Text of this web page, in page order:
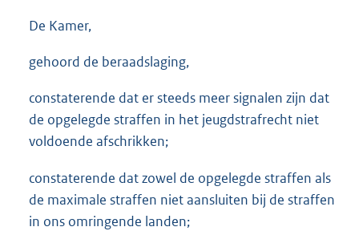
De Kamer,
gehoord de beraadslaging,
constaterende dat er steeds meer signalen zijn dat
de opgelegde straffen in het jeugdstrafrecht niet
voldoende afschrikken;
constaterende dat zowel de opgelegde straffen als
de maximale straffen niet aansluiten bij de straffen
in ons omringende landen;